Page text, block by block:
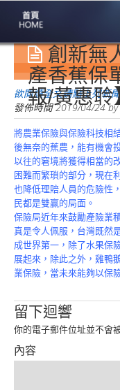
專業豐林
Professional
保險大家談
1386集
台灣商業保險
第一品牌
關於豐林
About
服務項目
Service
火災保額
估算系統
商品簡介
Product
創新無
產香蕉保
報/黃惠聆
欲閱讀全文請點上列新
發佈時間2019/04/24by
將農業保險與保險科技相
後無奈的蕉農，能有機會
以往的窘境將獲得相當的
困難而繁瑣的部分，現在
也降低理賠人員的危險性
民都是雙贏的局面。
保險局近年來鼓勵產險業
真是令人佩服，台灣既然
成世界第一，除了水果保
展起來，除此之外，雞鴨
業保險，當未來能夠以保
留下迴響
你的電子郵件位址並不會
內容